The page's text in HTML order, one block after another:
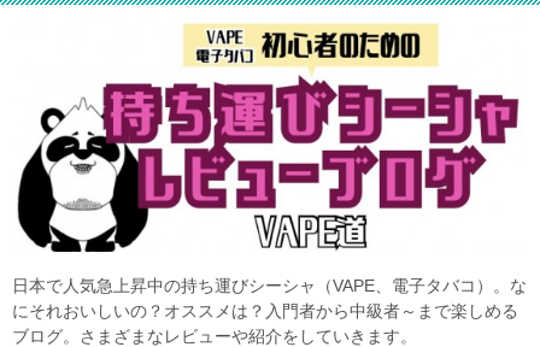
日本で人気急上昇中の持ち運びシーシャ（VAPE、電子タバコ）。な
にそれおいしいの？オススメは？入門者から中級者～まで楽しめる
ブログ。さまざまなレビューや紹介をしていきます。